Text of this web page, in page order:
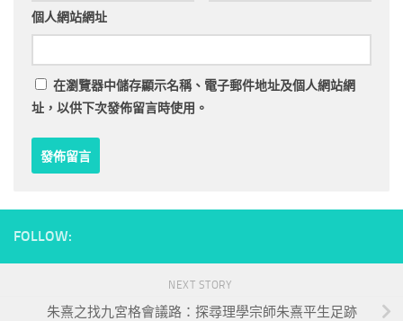
個人網站網址
在瀏覽器中儲存顯示名稱、電子郵件地址及個人網站網
址，以供下次發佈留言時使用。
FOLLOW:
NEXT STORY
朱熹之找九宮格會議路：探尋理學宗師朱熹平生足跡